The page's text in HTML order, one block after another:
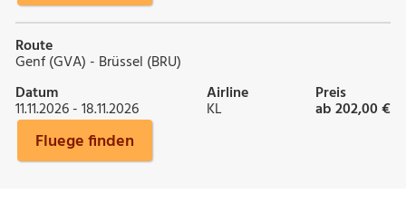
Route
Genf (GVA) - Brüssel (BRU)
Datum
11.11.2026 - 18.11.2026
Airline
KL
Preis
ab 202,00 €
Fluege finden